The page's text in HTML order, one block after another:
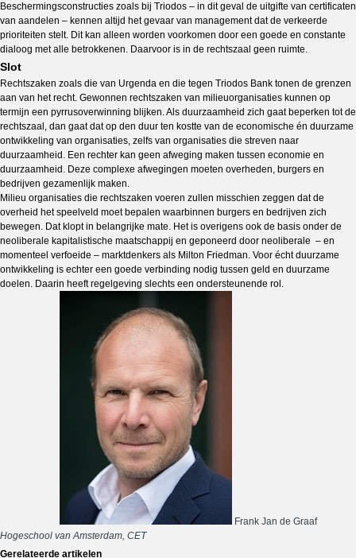
Beschermingsconstructies zoals bij Triodos – in dit geval de uitgifte van certificaten
van aandelen – kennen altijd het gevaar van management dat de verkeerde
prioriteiten stelt. Dit kan alleen worden voorkomen door een goede en constante
dialoog met alle betrokkenen. Daarvoor is in de rechtszaal geen ruimte.
Slot
Rechtszaken zoals die van Urgenda en die tegen Triodos Bank tonen de grenzen
aan van het recht. Gewonnen rechtszaken van milieuorganisaties kunnen op
termijn een pyrrusoverwinning blijken. Als duurzaamheid zich gaat beperken tot de
rechtszaal, dan gaat dat op den duur ten kostte van de economische én duurzame
ontwikkeling van organisaties, zelfs van organisaties die streven naar
duurzaamheid. Een rechter kan geen afweging maken tussen economie en
duurzaamheid. Deze complexe afwegingen moeten overheden, burgers en
bedrijven gezamenlijk maken.
Milieu organisaties die rechtszaken voeren zullen misschien zeggen dat de
overheid het speelveld moet bepalen waarbinnen burgers en bedrijven zich
bewegen. Dat klopt in belangrijke mate. Het is overigens ook de basis onder de
neoliberale kapitalistische maatschappij en geponeerd door neoliberale – en
momenteel verfoeide – marktdenkers als Milton Friedman. Voor écht duurzame
ontwikkeling is echter een goede verbinding nodig tussen geld en duurzame
doelen. Daarin heeft regelgeving slechts een ondersteunende rol.
Frank Jan de Graaf
Hogeschool van Amsterdam, CET
Gerelateerde artikelen